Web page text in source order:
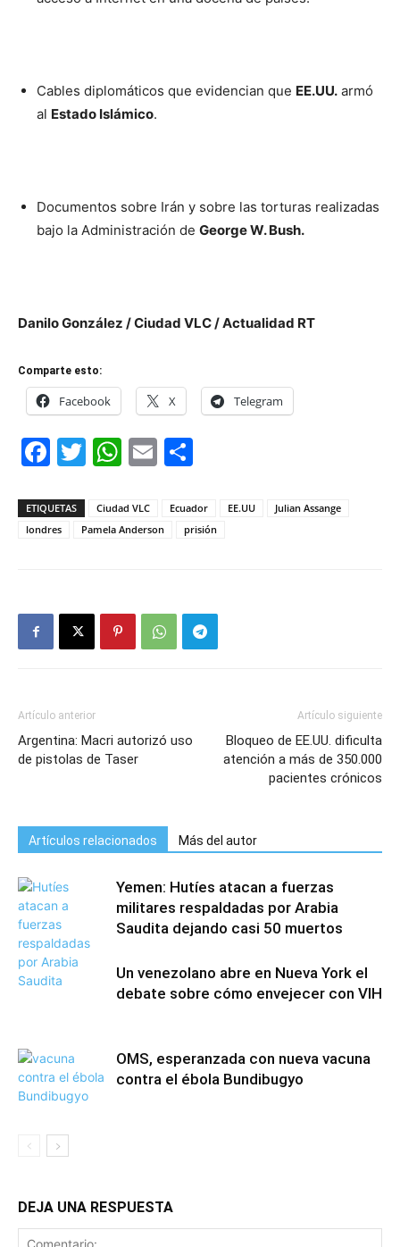
Cables diplomáticos que evidencian que EE.UU. armó
al Estado Islámico.
Documentos sobre Irán y sobre las torturas realizadas
bajo la Administración de George W. Bush.
Danilo González / Ciudad VLC / Actualidad RT
Comparte esto:
Facebook X Telegram
Facebook
Twitter
WhatsApp
Email
ETIQUETAS Ciudad VLC Ecuador EE.UU
Julian Assange
londres
Pamela Anderson prisión
Artículo anterior
Argentina: Macri autorizó uso
de pistolas de Taser
Artículo siguiente
Bloqueo de EE.UU. dificulta
atención a más de 350.000
pacientes crónicos
Artículos relacionados Más del autor
Yemen: Hutíes atacan a fuerzas
militares respaldadas por Arabia
Saudita dejando casi 50 muertos
Un venezolano abre en Nueva York el
debate sobre cómo envejecer con VIH
OMS, esperanzada con nueva vacuna
contra el ébola Bundibugyo
DEJA UNA RESPUESTA